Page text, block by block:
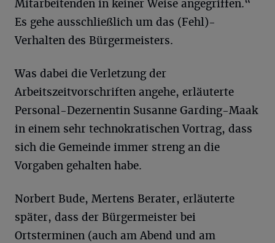
Mitarbeitenden in keiner Weise angegriffen.“
Es gehe ausschließlich um das (Fehl)-
Verhalten des Bürgermeisters.
Was dabei die Verletzung der
Arbeitszeitvorschriften angehe, erläuterte
Personal-Dezernentin Susanne Garding-Maak
in einem sehr technokratischen Vortrag, dass
sich die Gemeinde immer streng an die
Vorgaben gehalten habe.
Norbert Bude, Mertens Berater, erläuterte
später, dass der Bürgermeister bei
Ortsterminen (auch am Abend und am